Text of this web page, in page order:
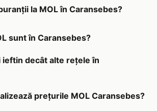
la MOL în Caransebes?
sunt în Caransebes?
ieftin decât alte rețele în
prețurile MOL Caransebes?